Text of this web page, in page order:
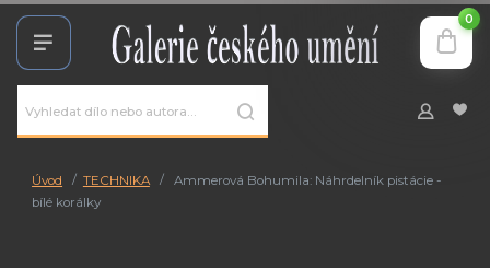
0
Úvod TECHNIKA
Ammerová Bohumila: Náhrdelník pistácie -
bílé korálky